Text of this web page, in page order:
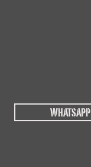
WHATSAPP